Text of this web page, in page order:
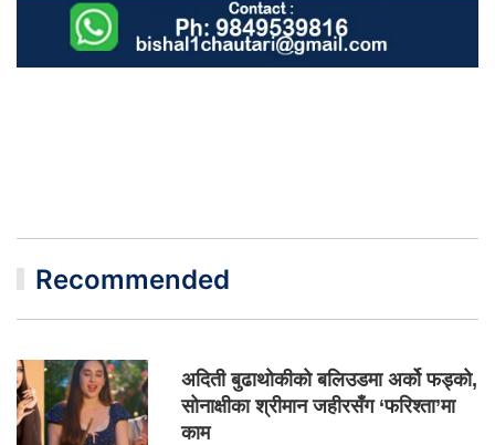
Recommended
अदिती बुढाथोकीको बलिउडमा अर्को फड्को,
सोनाक्षीका श्रीमान जहीरसँग ‘फरिश्ता’मा
काम